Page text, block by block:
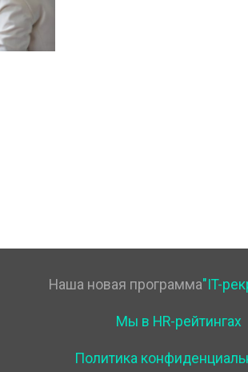
Наша новая программа"IT-
Мы в HR-рейтингах
Политика